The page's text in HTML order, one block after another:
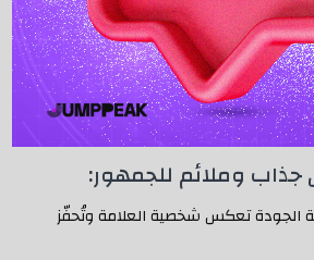
وملائم للجمهور:
الجودة تعكس شخصية العلامة وتُحفّز